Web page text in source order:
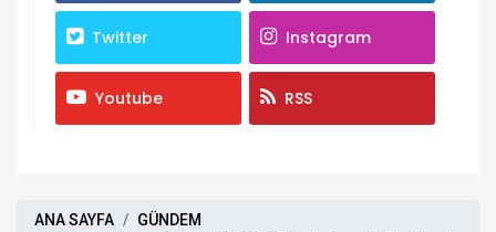
Twitter Instagram
Youtube RSS
ANA SAYFA
GÜNDEM